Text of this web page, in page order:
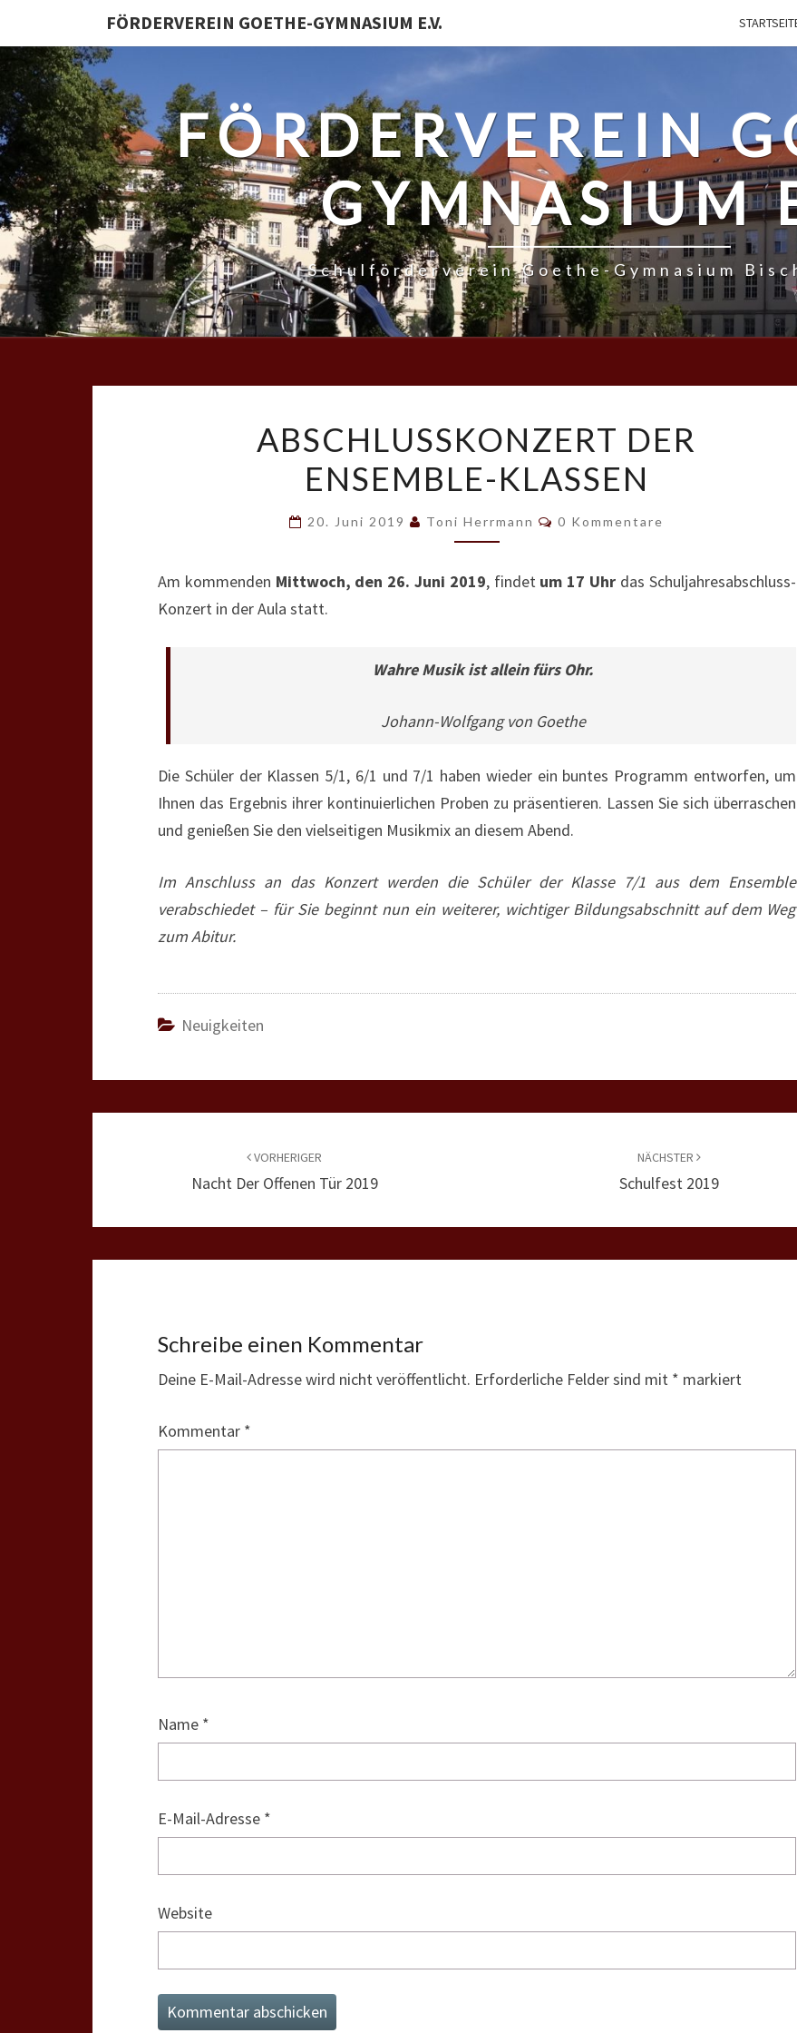
FÖRDERVEREIN GOETHE-GYMNASIUM E.V.
FÖRDERVEREIN
GYMNASIUM
Schulförderverein Goethe-Gymnasium
DER
ENSEMBLE-
KLASSEN
ABSCHLUSSKONZERT DER
ENSEMBLE-KLASSEN
20. Juni 2019 Toni Herrmann Kommentare
0 Kommentare
Am kommenden Mittwoch, den 26. Juni 2019, findet um 17 Uhrdas Schuljahresabschluss-
Konzert in der Aula statt.
Wahre Musik ist allein fürs Ohr.
Johann-Wolfgang von Goethe
Die Schüler der Klassen 5/1, 6/1 und 7/1 haben wieder ein buntes Programm entworfen, um
Ihnen das Ergebnis ihrer kontinuierlichen Proben zu präsentieren. Lassen Sie sich überraschen
und genießen Sie den vielseitigen Musikmix an diesem Abend.
Im Anschluss an das Konzert werden die Schüler der Klasse 7/1 aus dem Ensemble
verabschiedet – für Sie beginnt nun ein weiterer, wichtiger Bildungsabschnitt auf dem Weg
zum Abitur.
Neuigkeiten
VORHERIGER
Nacht Der Offenen Tür 2019
NÄCHSTER
Schulfest 2019
Schreibe einen Kommentar
Deine E-Mail-Adresse wird nicht veröffentlicht. Erforderliche Felder sind mit * markiert
Kommentar *
Name *
E-Mail-Adresse *
Website